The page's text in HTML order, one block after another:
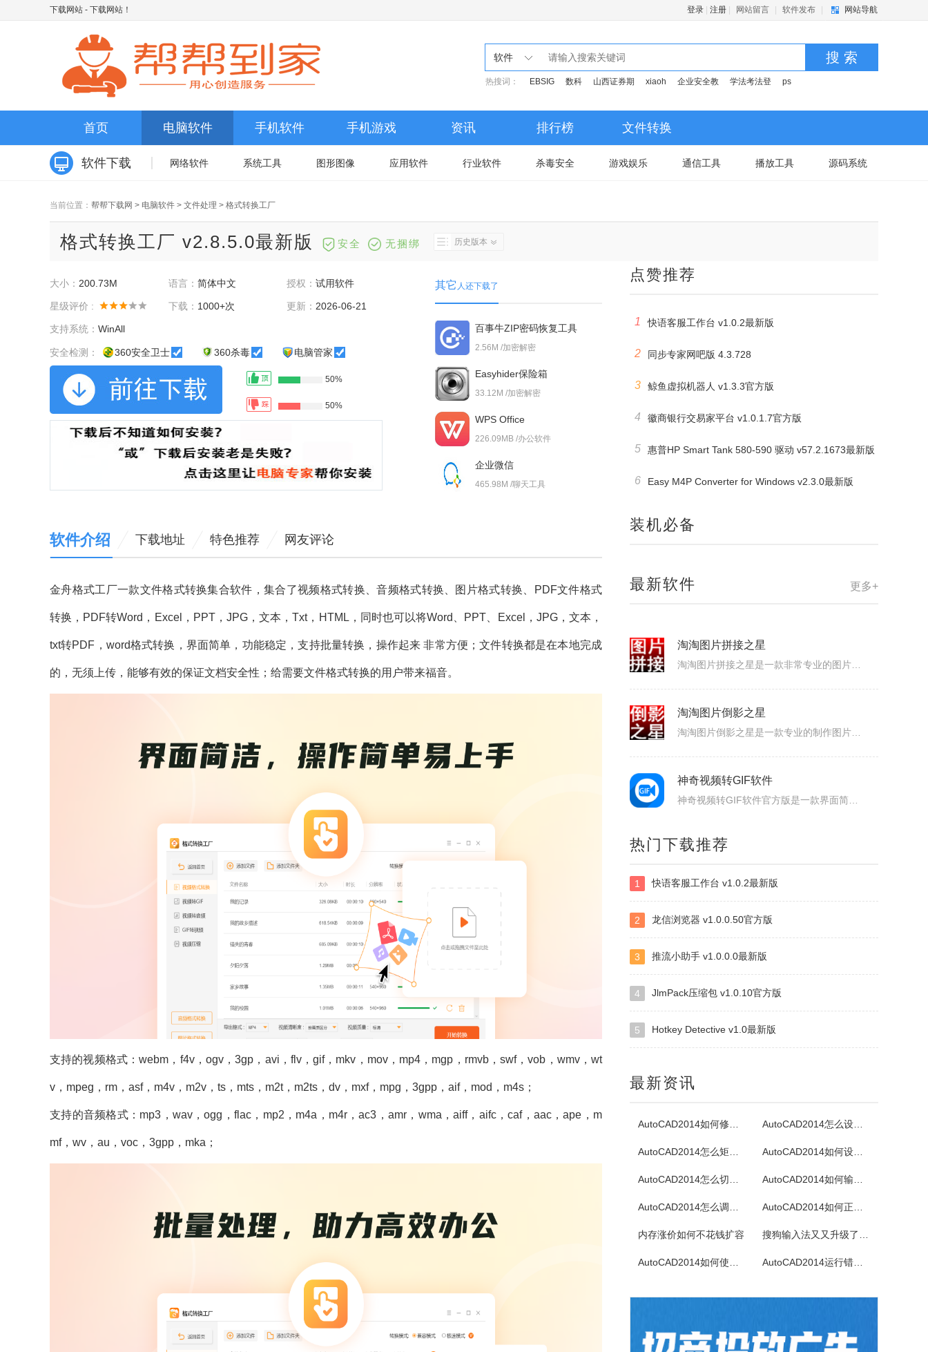
下载网站 - 下载网站！ 登录 注册 网站留言 软件发布 网站导航
软件 搜 索
热搜词： EBSIG 数科 山西证券期 xiaoh 企业安全教 学法考法登 ps
首页 电脑软件 手机软件 手机游戏 资讯 排行榜 文件转换
软件下载 网络软件 系统工具 图形图像 应用软件 行业软件 杀毒安全 游戏娱乐 通信工具 播放工具 源码系统
当前位置： 帮帮下载网 > 电脑软件 > 文件处理 > 格式转换工厂
格式转换工厂 v2.8.5.0最新版 安全 无捆绑 历史版本
大小： 200.73M 语言： 简体中文 授权：试用软件
星级评价 : 下载： 1000+次 更新： 2026-06-21
支持系统： WinAll
安全检测： 360安全卫士 360杀毒 电脑管家
50%
50%
其它 人还下载了
百事牛ZIP密码恢复工具
2.56M /加密解密
Easyhider保险箱
33.12M /加密解密
WPS Office
226.09MB /办公软件
企业微信
465.98M /聊天工具
软件介绍 下载地址 特色推荐 网友评论
金舟格式工厂一款文件格式转换集合软件，集合了视频格式转换、音频格式转换、图片格式转换、PDF文件格式
转换，PDF转Word，Excel，PPT，JPG，文本，Txt，HTML，同时也可以将Word、PPT、Excel，JPG，文本，
txt转PDF，word格式转换，界面简单，功能稳定，支持批量转换，操作起来 非常方便；文件转换都是在本地完成
的，无须上传，能够有效的保证文档安全性；给需要文件格式转换的用户带来福音。
支持的视频格式：webm，f4v，ogv，3gp，avi，flv，gif，mkv，mov，mp4，mgp，rmvb，swf，vob，wmv，wt
v，mpeg，rm，asf，m4v，m2v，ts，mts，m2t，m2ts，dv，mxf，mpg，3gpp，aif，mod，m4s；
支持的音频格式：mp3，wav，ogg，flac，mp2，m4a，m4r，ac3，amr，wma，aiff，aifc，caf，aac，ape，m
mf，wv，au，voc，3gpp，mka；
点赞推荐
1 快语客服工作台 v1.0.2最新版
2 同步专家网吧版 4.3.728
3 鲸鱼虚拟机器人 v1.3.3官方版
4 徽商银行交易家平台 v1.0.1.7官方版
5 惠普HP Smart Tank 580-590 驱动 v57.2.1673最新版
6 Easy M4P Converter for Windows v2.3.0最新版
装机必备
更多+
最新软件
拍立得打印机
TotalMounter
容易使用的32位的ZIP解压缩工具，特色是能解压缩任何ZIP软件所压的ZIP文件，直接删除ZIP中的文件，测试ZIP文件是否损坏，支援文件名，可将EXE转成ZIP文件，或者ZIP文件转成EXE自解包文件等等，几乎一般ZIP压缩软件该有的功能它都有。
DVDPlusIdentifier是一款能够从DVD+R/W盘片读出某种独特盘片参数的程序，它是一款提供了与其它读取DVD-R/W介质参数软件相同功能的应用于DVD+R/W的程序。
Jihosoft ISO Maker
热门下载推荐
1 快语客服工作台 v1.0.2最新版
2 龙信浏览器 v1.0.0.50官方版
3 推流小助手 v1.0.0.0最新版
4 JlmPack压缩包 v1.0.10官方版
5 Hotkey Detective v1.0最新版
最新资讯
AutoCAD2014如何修改标注文字 AutoCAD2014怎么设置透明度
AutoCAD2014怎么矩阵阵列 AutoCAD2014如何设置延伸图形
AutoCAD2014怎么切换经典模式 AutoCAD2014如何输入文字
AutoCAD2014怎么调出工具栏 AutoCAD2014如何正确卸载
内存涨价如何不花钱扩容 搜狗输入法又又升级了！新增跨设备复制粘贴”，告别文件传输助手！
AutoCAD2014如何使用图案填充 AutoCAD2014运行错误怎么办